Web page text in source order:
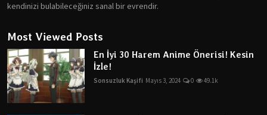
kendinizi bulabileceğiniz sanal bir evrendir.
Most Viewed Posts
En İyi 30 Harem Anime Önerisi! Kesin
İzle!
Sonsuzluk Kaşifi Mayıs 3, 2024 0 49.1k